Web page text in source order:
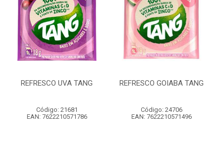
REFRESCO UVA TANG
Código: 21681
EAN: 7622210571786
REFRESCO GOIABA TANG
Código: 24706
EAN: 7622210571496